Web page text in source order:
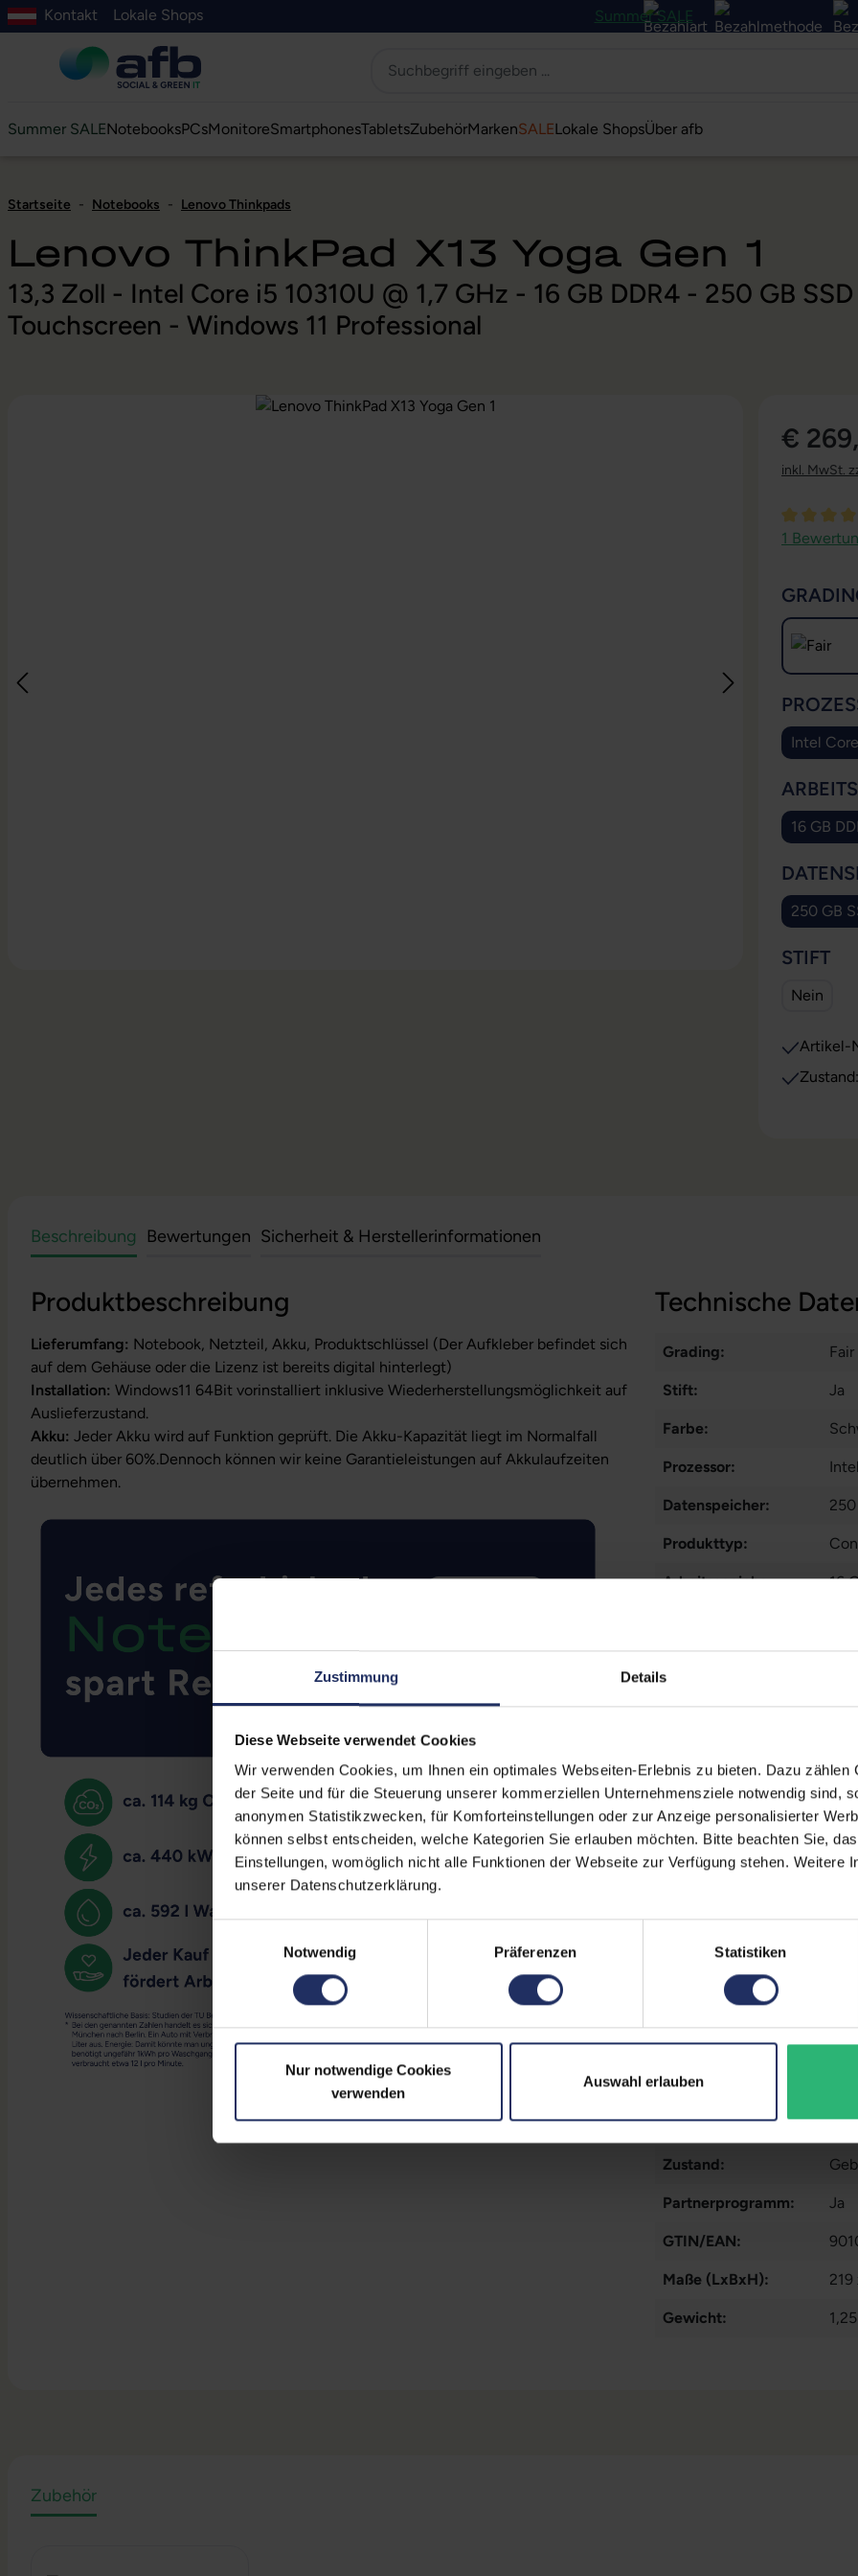
Zustimmung Details
Diese Webseite verwendet Cookies
Wir verwenden Cookies, um Ihnen ein optimales Webseiten-Erlebnis zu bieten. Dazu zählen
der Seite und für die Steuerung unserer kommerziellen Unternehmensziele notwendig sind,
anonymen Statistikzwecken, für Komforteinstellungen oder zur Anzeige personalisierter
können selbst entscheiden, welche Kategorien Sie erlauben möchten. Bitte beachten Sie,
Einstellungen, womöglich nicht alle Funktionen der Webseite zur Verfügung stehen. Weitere
unserer Datenschutzerklärung.
Notwendig
Präferenzen Statistiken
Nur notwendige Cookies
verwenden
Auswahl erlauben
springen
Suche springen
Zur Hauptnavigation springen
Zur Navigation der B2B-Plattform springen
Kontakt Lokale Shops Summer SALE
Summer SALENotebooksPCsMonitoreSmartphonesTabletsZubehörMarkenSALELokale ShopsÜber afb
Startseite - Notebooks - Lenovo Thinkpads
Lenovo ThinkPad X13 Yoga Gen 1
13,3 Zoll - Intel Core i5 10310U @ 1,7 GHz - 16 GB DDR4 - 250 GB
Touchscreen - Windows 11 Professional
€
inkl. MwSt.
1
Intel
16 GB
250 GB
STIFT
Nein
Artikel-
Beschreibung Bewertungen Sicherheit & Herstellerinformationen
Produktbeschreibung
Lieferumfang: Notebook, Netzteil, Akku, Produktschlüssel (Der Aufkleber befindet sich
auf dem Gehäuse oder die Lizenz ist bereits digital hinterlegt)
Installation: Windows11 64Bit vorinstalliert inklusive Wiederherstellungsmöglichkeit auf
Auslieferzustand.
Akku: Jeder Akku wird auf Funktion geprüft. Die Akku-Kapazität liegt im Normalfall
deutlich über 60%.Dennoch können wir keine Garantieleistungen auf Akkulaufzeiten
übernehmen.
Technische
Grading: Fair
Stift: Ja
Farbe:
Prozessor:
Datenspeicher: 250
Produkttyp:
Arbeitsspeicher: 16
Webcam: Ja
Tastaturbeleuchtung: Ja
Schnittstellen: 1x
1x
Displayauflösung:
Tastaturlayout:
Onboard-Grafik:
Fingerprintreader: Ja
Zustand:
Partnerprogramm: Ja
GTIN/EAN:
Maße (LxBxH):
Gewicht:
Zubehör